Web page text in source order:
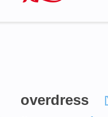
overdress